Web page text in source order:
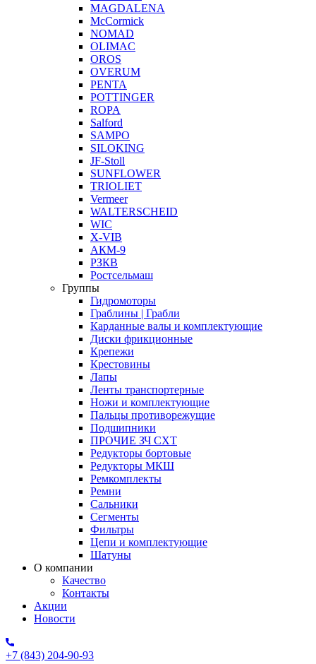
MAGDALENA
McCormick
NOMAD
OLIMAC
OROS
OVERUM
PENTA
POTTINGER
ROPA
Salford
SAMPO
SILOKING
JF-Stoll
SUNFLOWER
TRIOLIET
Vermeer
WALTERSCHEID
WIC
X-VIB
АКМ-9
РЗКВ
Ростсельмаш
Группы
Гидромоторы
Граблины | Грабли
Карданные валы и комплектующие
Диски фрикционные
Крепежи
Крестовины
Лапы
Ленты транспортерные
Ножи и комплектующие
Пальцы противорежущие
Подшипники
ПРОЧИЕ ЗЧ СХТ
Редукторы бортовые
Редукторы МКШ
Ремкомплекты
Ремни
Сальники
Сегменты
Фильтры
Цепи и комплектующие
Шатуны
О компании
Качество
Контакты
Акции
Новости
+7 (843) 204-90-93